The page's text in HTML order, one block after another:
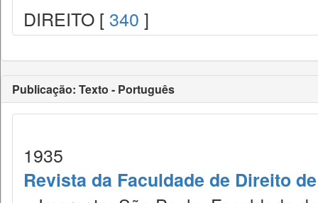
DIREITO [ 340 ]
Publicação: Texto - Português
1935
Revista da Faculdade de Direito